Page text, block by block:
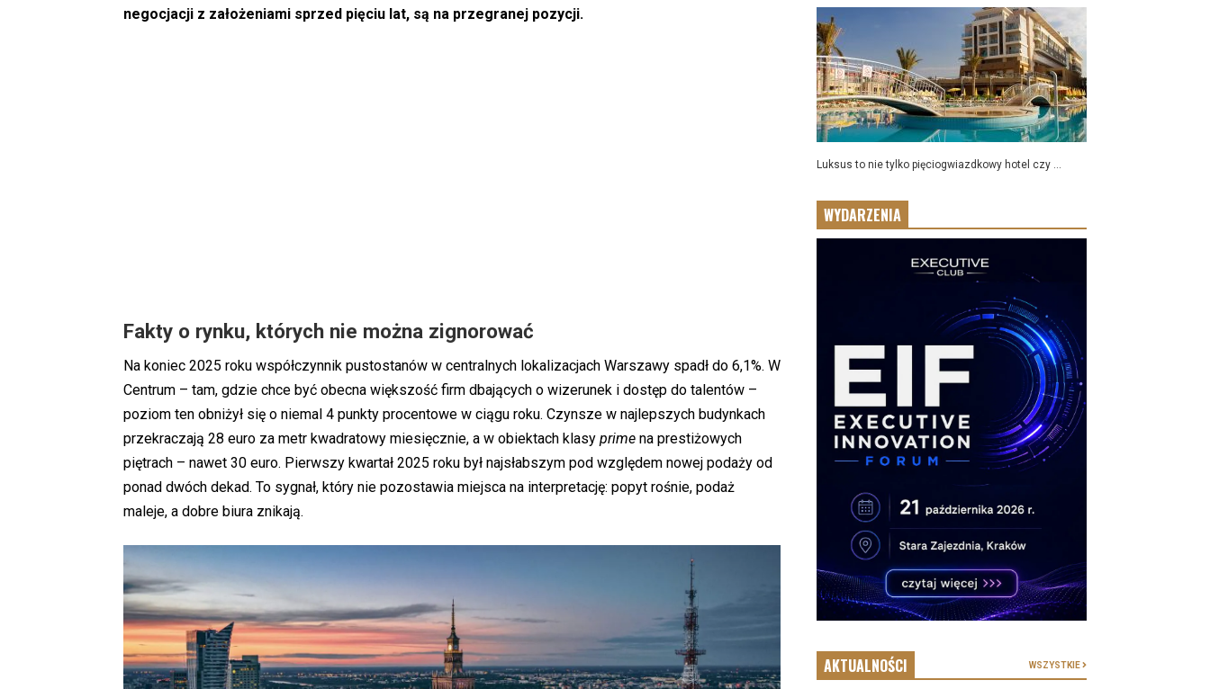
negocjacji z założeniami sprzed pięciu lat, są na przegranej pozycji.
Fakty o rynku, których nie można zignorować
Na koniec 2025 roku współczynnik pustostanów w centralnych lokalizacjach Warszawy spadł do 6,1%. W
Centrum – tam, gdzie chce być obecna większość firm dbających o wizerunek i dostęp do talentów –
poziom ten obniżył się o niemal 4 punkty procentowe w ciągu roku. Czynsze w najlepszych budynkach
przekraczają 28 euro za metr kwadratowy miesięcznie, a w obiektach klasy prime na prestiżowych
piętrach – nawet 30 euro. Pierwszy kwartał 2025 roku był najsłabszym pod względem nowej podaży od
ponad dwóch dekad. To sygnał, który nie pozostawia miejsca na interpretację: popyt rośnie, podaż
maleje, a dobre biura znikają.
Luksus to nie tylko pięciogwiazdkowy hotel czy ...
WYDARZENIA
AKTUALNOŚCI WSZYSTKIE